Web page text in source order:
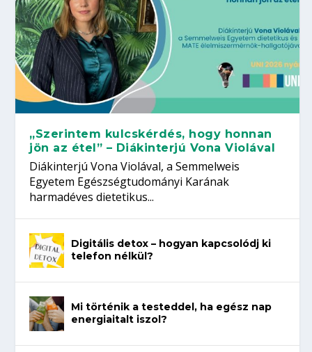
„Szerintem kulcskérdés, hogy honnan
jön az étel” – Diákinterjú Vona Violával
Diákinterjú Vona Violával, a Semmelweis
Egyetem Egészségtudományi Karának
harmadéves dietetikus...
Digitális detox – hogyan kapcsolódj ki
telefon nélkül?
Mi történik a testeddel, ha egész nap
energiaitalt iszol?